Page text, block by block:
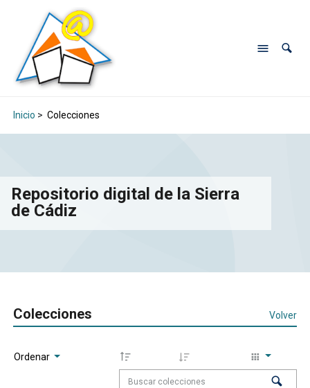
Inicio > Colecciones
Repositorio digital de la Sierra
de Cádiz
Colecciones Volver
Ordenar